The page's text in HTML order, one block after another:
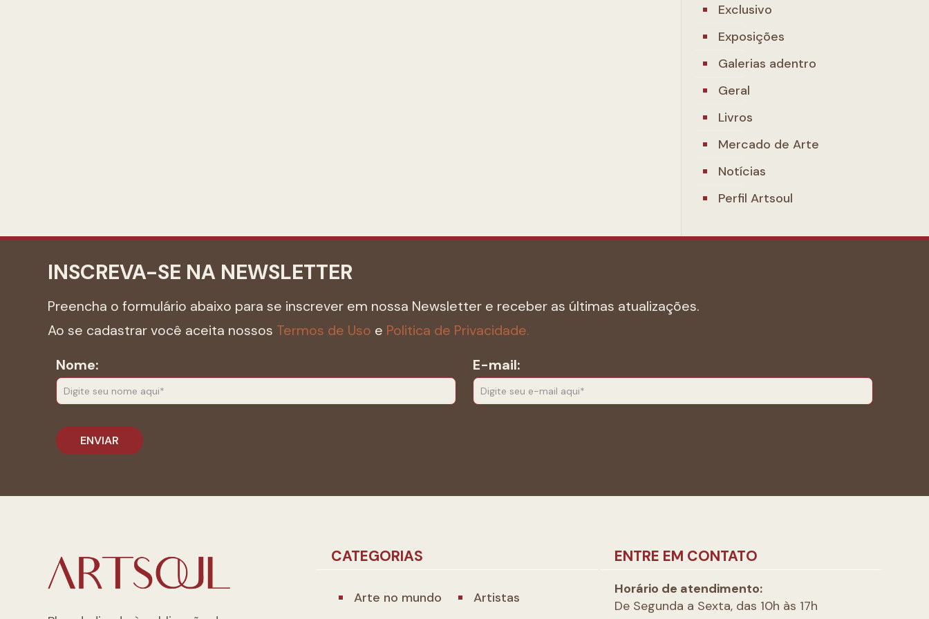
Exclusivo
Exposições
Galerias adentro
Geral
Livros
Mercado de Arte
Notícias
Perfil Artsoul
INSCREVA-SE NA NEWSLETTER
Preencha o formulário abaixo para se inscrever em nossa Newsletter e receber as últimas atualizações.
Ao se cadastrar você aceita nossos Termos de Uso e Politica de Privacidade.
Nome:
E-mail:
CATEGORIAS
Arte no mundo
Artistas
ENTRE EM CONTATO
Horário de atendimento:
De Segunda a Sexta, das 10h às 17h